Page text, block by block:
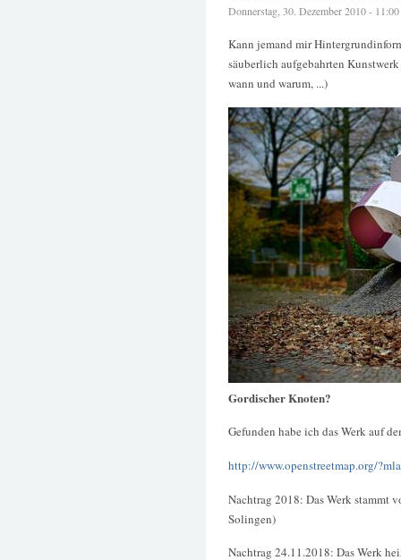
Donnerstag, 30. Dezember 2010 -
Kann jemand mir
säuberlich aufgebahrten
wann und warum, ...)
Gordischer Knoten?
Gefunden habe ich das Werk auf
http://www.openstreetmap.org/
Nachtrag 2018: Das Werk stammt
Solingen)
Nachtrag 24.11.2018: Das Werk